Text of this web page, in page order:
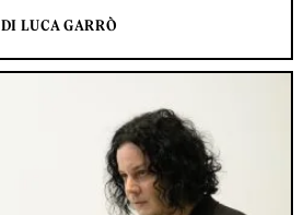
DI LUCA GARRÒ